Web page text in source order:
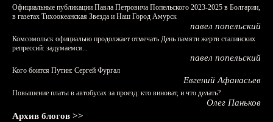
Официальные публикации Павла Петровича Попельского 2023-2025 в Болгарии,
в газетах Тихоокеанская Звезда и Наш Город Амурск
павел попельский
Комсомольск официально продолжает отмечать День памяти жертв сталинских
репрессий: задумаемся...
павел попельский
Кого боится Путин: Сергей Фургал
Евгений Афанасьев
Повышение платы в автобусах за проезд: кто виноват, и что делать?
Олег Паньков
Архив блогов >>